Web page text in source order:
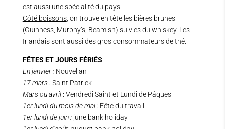
est aussi une spécialité du pays.
Côté boissons, on trouve en tête les bières brunes
(Guinness, Murphy’s, Beamish) suivies du whiskey. Les
Irlandais sont aussi des gros consommateurs de thé.
FÊTES ET JOURS FÉRIÉS
En janvier :Nouvel an
17 mars :Saint Patrick
Mars ou avril: Vendredi Saint et Lundi de Pâques
1er lundi du mois de mai: Fête du travail.
1er lundi de juin :june bank holiday